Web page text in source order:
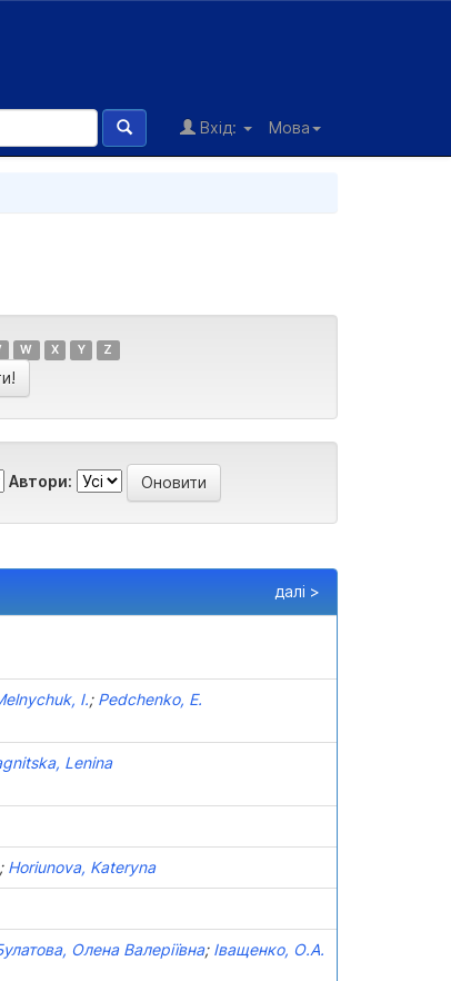
Мова
Вхід:
W X Y Z
Автори:
далі >
I.; Pedchenko, E.
Lenina
; Horiunova, Kateryna
Олена Валеріївна; Іващенко, О.А.